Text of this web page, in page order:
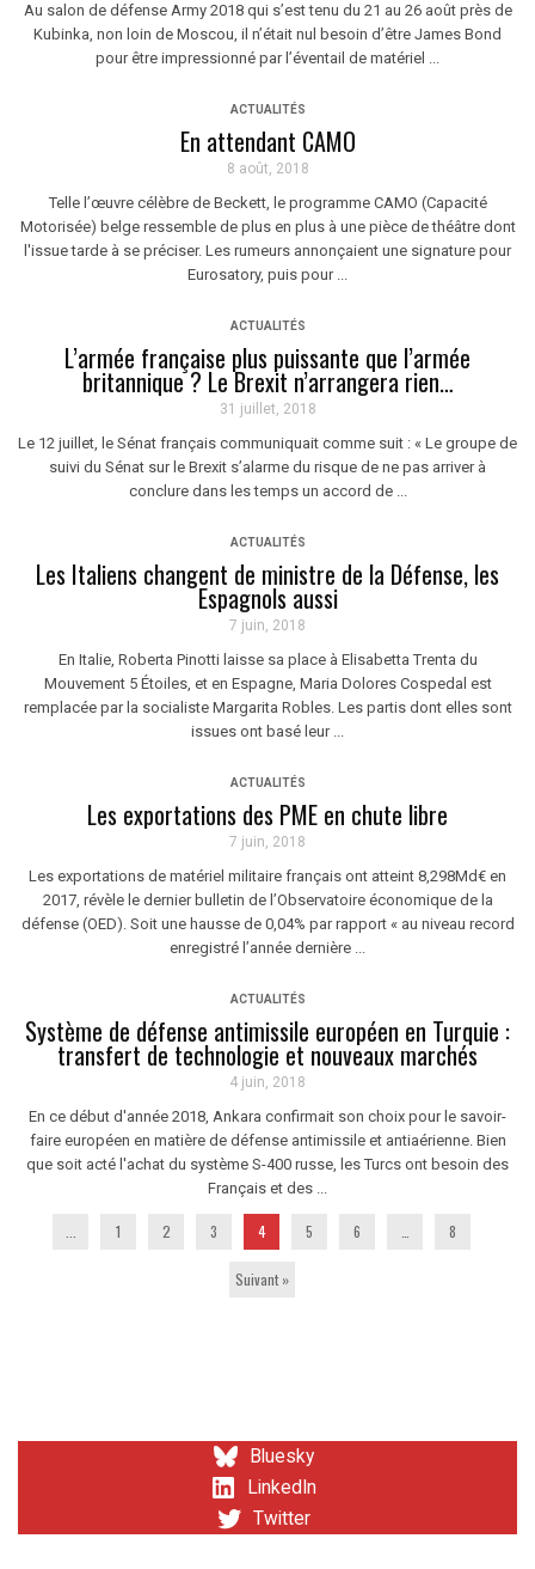
Au salon de défense Army 2018 qui s’est tenu du 21 au 26 août près de
Kubinka, non loin de Moscou, il n’était nul besoin d’être James Bond
pour être impressionné par l’éventail de matériel ...
ACTUALITÉS
En attendant CAMO
8 août, 2018
Telle l’œuvre célèbre de Beckett, le programme CAMO (Capacité
Motorisée) belge ressemble de plus en plus à une pièce de théâtre dont
l'issue tarde à se préciser. Les rumeurs annonçaient une signature pour
Eurosatory, puis pour ...
ACTUALITÉS
L’armée française plus puissante que l’armée
britannique ? Le Brexit n’arrangera rien…
31 juillet, 2018
Le 12 juillet, le Sénat français communiquait comme suit : « Le groupe de
suivi du Sénat sur le Brexit s’alarme du risque de ne pas arriver à
conclure dans les temps un accord de ...
ACTUALITÉS
Les Italiens changent de ministre de la Défense, les
Espagnols aussi
7 juin, 2018
En Italie, Roberta Pinotti laisse sa place à Elisabetta Trenta du
Mouvement 5 Étoiles, et en Espagne, Maria Dolores Cospedal est
remplacée par la socialiste Margarita Robles. Les partis dont elles sont
issues ont basé leur ...
ACTUALITÉS
Les exportations des PME en chute libre
7 juin, 2018
Les exportations de matériel militaire français ont atteint 8,298Md€ en
2017, révèle le dernier bulletin de l’Observatoire économique de la
défense (OED). Soit une hausse de 0,04% par rapport « au niveau record
enregistré l’année dernière ...
ACTUALITÉS
Système de défense antimissile européen en Turquie :
transfert de technologie et nouveaux marchés
4 juin, 2018
En ce début d'année 2018, Ankara confirmait son choix pour le savoir-
faire européen en matière de défense antimissile et antiaérienne. Bien
que soit acté l'achat du système S-400 russe, les Turcs ont besoin des
Français et des ...
1 2 3 4 5 6 8
Suivant »
Bluesky
LinkedIn
Twitter